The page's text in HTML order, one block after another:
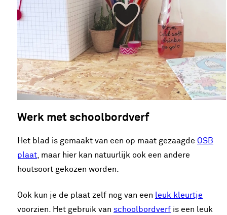
Werk met schoolbordverf
Het blad is gemaakt van een op maat gezaagde OSB
plaat, maar hier kan natuurlijk ook een andere
houtsoort gekozen worden.
Ook kun je de plaat zelf nog van een leuk kleurtje
voorzien. Het gebruik van schoolbordverf is een leuk